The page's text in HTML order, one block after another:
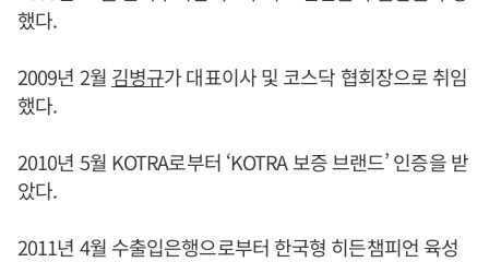
했다.
2009년 2월 김병규가 대표이사 및 코스닥 협회장으로 취임
했다.
2010년 5월 KOTRA로부터 ‘KOTRA 보증 브랜드’ 인증을 받
았다.
2011년 4월 수출입은행으로부터 한국형 히든챔피언 육성